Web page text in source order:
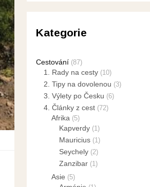
Kategorie
Cestování (87)
1. Rady na cesty (10)
2. Tipy na dovolenou (3)
3. Výlety po Česku (6)
4. Články z cest (72)
Afrika (5)
Kapverdy (1)
Mauricius (1)
Seychely (2)
Zanzibar (1)
Asie (5)